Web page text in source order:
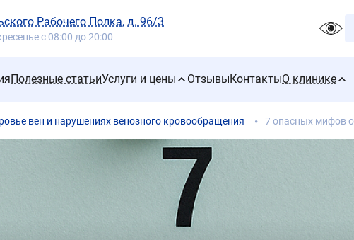
Рабочего Полка, д. 96/3
с 08:00 до 20:00
Полезные статьиУслуги и цены ОтзывыКонтактыО клинике
вен и нарушениях венозного кровообращения 7 опасных мифов о